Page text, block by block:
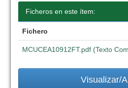
Ficheros en este ítem:
Fichero
MCUCEA10912FT.pdf (Texto
Visualizar/